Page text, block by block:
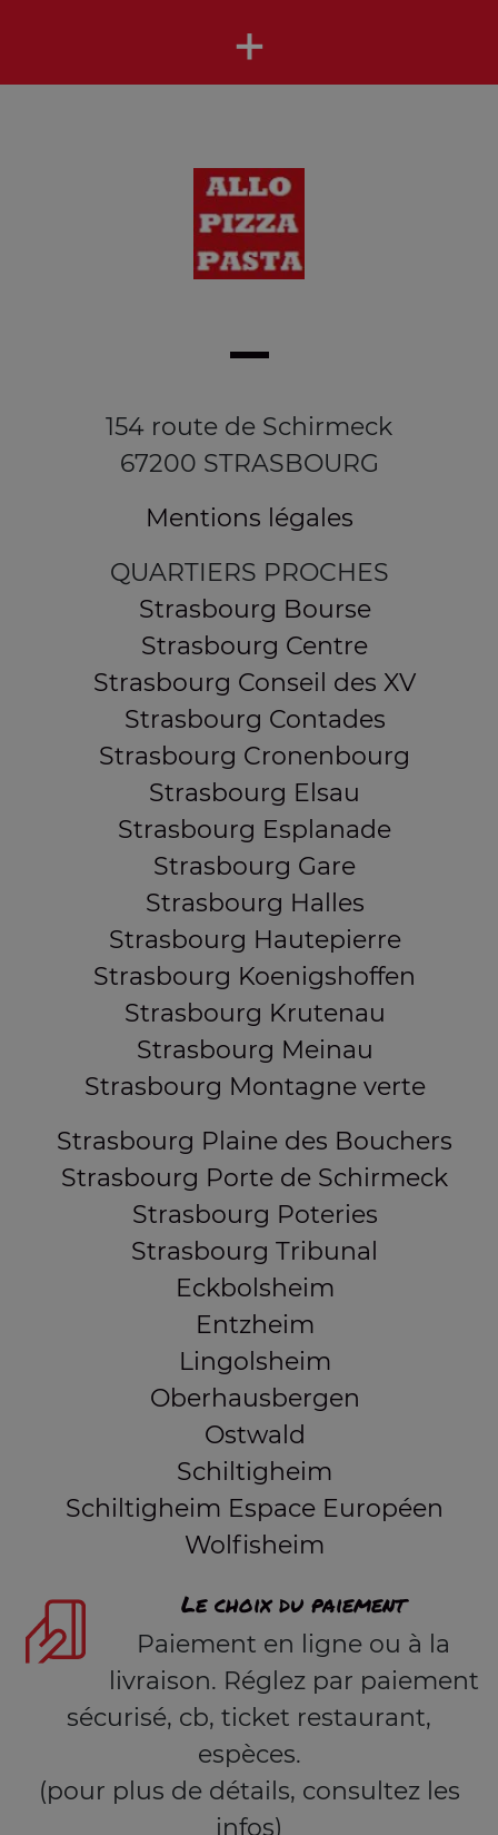
+
154 route de Schirmeck
67200 STRASBOURG
Mentions légales
QUARTIERS PROCHES
Strasbourg Bourse
Strasbourg Centre
Strasbourg Conseil des XV
Strasbourg Contades
Strasbourg Cronenbourg
Strasbourg Elsau
Strasbourg Esplanade
Strasbourg Gare
Strasbourg Halles
Strasbourg Hautepierre
Strasbourg Koenigshoffen
Strasbourg Krutenau
Strasbourg Meinau
Strasbourg Montagne verte
Strasbourg Plaine des Bouchers
Strasbourg Porte de Schirmeck
Strasbourg Poteries
Strasbourg Tribunal
Eckbolsheim
Entzheim
Lingolsheim
Oberhausbergen
Ostwald
Schiltigheim
Schiltigheim Espace Européen
Wolfisheim
Le choix du paiement
Paiement en ligne ou à la
livraison. Réglez par paiement
sécurisé, cb, ticket restaurant,
espèces.
(pour plus de détails, consultez les
infos)